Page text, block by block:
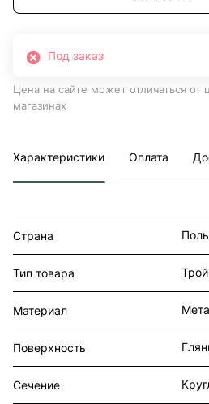
Под заказ
Цена на сайте может отличаться от
магазинах
Характеристики Оплата
Страна
Тип товара
Материал
Поверхность
Сечение